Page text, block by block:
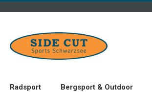
Radsport Bergsport & Outdoor